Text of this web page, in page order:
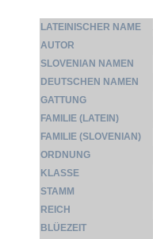
LATEINISCHER NAME
AUTOR
SLOVENIAN NAMEN
DEUTSCHEN NAMEN
GATTUNG
FAMILIE (LATEIN)
FAMILIE (SLOVENIAN)
ORDNUNG
KLASSE
STAMM
REICH
BLÜEZEIT